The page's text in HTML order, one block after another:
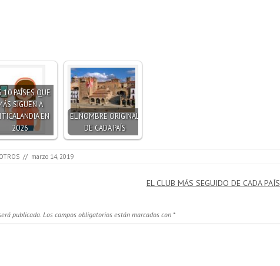
10 PAÍSES QUE
SIGUEN A
EN
2026
EL NOMBRE ORIGINAL
DE CADA PAÍS
OTROS // marzo 14, 2019
EL CLUB MÁS SEGUIDO DE CADA PAÍS
publicada. Los campos obligatorios están marcados con *